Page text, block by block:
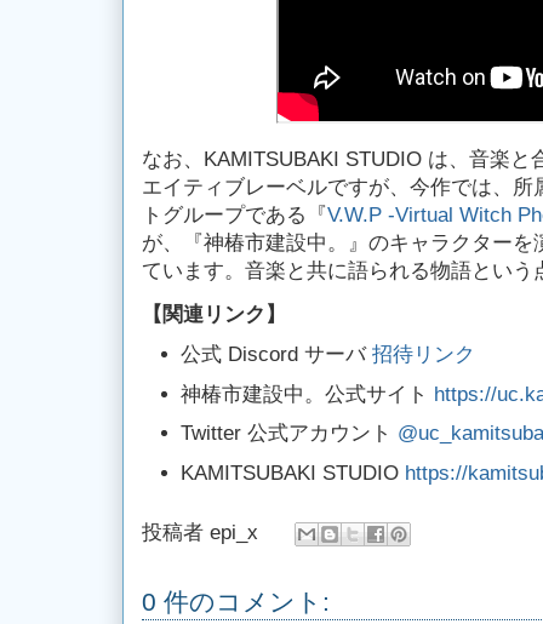
なお、KAMITSUBAKI STUDIO は、音楽と
エイティブレーベルですが、今作では、
トグループである『V.W.P -Virtual Witch
が、『神椿市建設中。』のキャラクター
ています。音楽と共に語られる物語という
【関連リンク】
公式 Discord サーバ招待リンク
神椿市建設中。公式サイト https://
Twitter 公式アカウント
KAMITSUBAKI STUDIO https://
投稿者 epi_x
0 件のコメント: